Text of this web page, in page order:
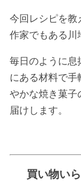
今回レシピを教
作家でもある川
毎日のように息
にある材料で
やかな焼き菓
届けします。
買い物い